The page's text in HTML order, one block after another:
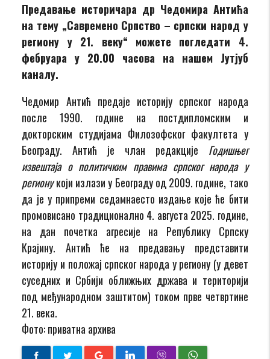
Предавање историчара др Чедомира Антића
на тему „Савремено Српство – српски народ у
региону у 21. веку“ можете погледати 4.
фебруара у 20.00 часова на нашем Јутјуб
каналу.
Чедомир Антић предаје историју српског народа
после 1990. године на постдипломским и
докторским студијама Филозофског факултета у
Београду. Антић је члан редакције Годишњег
извештаја о политичким правима српског народа у
регионукоји излази у Београду од 2009. године, тако
да је у припреми седамнаесто издање које ће бити
промовисано традиционално 4. августа 2025. године,
на дан почетка агресије на Републику Српску
Крајину. Антић ће на предавању представити
историју и положај српског народа у региону (у девет
суседних и Србији оближњих држава и територији
под међународном заштитом) током прве четвртине
21. века.
Фото: приватна архива